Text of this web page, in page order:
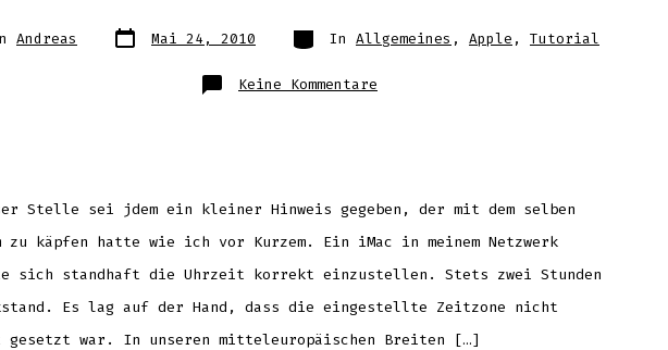
Andreas Datum
des Mai 24, 2010 Kategorien
In Allgemeines , Apple , Tutorial
Keine Kommentare
Problemlösung:
Stelle sei jdem ein kleiner Hinweis gegeben, der mit dem selben
zu käpfen hatte wie ich vor Kurzem. Ein iMac in meinem Netzwerk
sich standhaft die Uhrzeit korrekt einzustellen. Stets zwei Stunden
Es lag auf der Hand, dass die eingestellte Zeitzone nicht
gesetzt war. In unseren mitteleuropäischen Breiten […]